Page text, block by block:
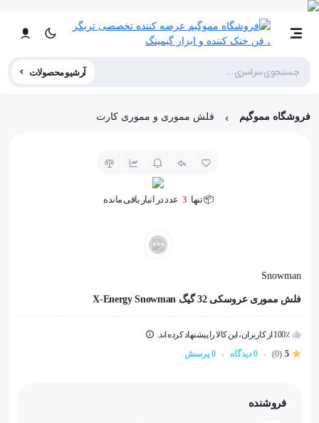
آرشیو محصولات
فروشگاه مموگیم فلش مموری و مموری کارت
📦 تنها 3 عدد در انبار باقی مانده
Snowman
فلش مموری عروسکی 32 گیگ X-Energy Snowman
100٪ از کاربران، این کالا را پیشنهاد کرده اند.
5
(0) 0 دیدگاه 0 پرسش
فروشنده